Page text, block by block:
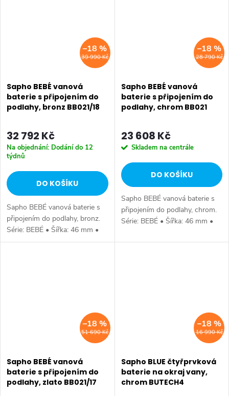
39 990 Kč
–18 %
Sapho BEBÉ vanová
baterie s připojením do
podlahy, bronz BB021/18
32 792 Kč
Na objednání: Dodání do 12
týdnů
DO KOŠÍKU
Sapho BEBÉ vanová baterie s
připojením do podlahy, bronz.
Série: BEBÉ • Šířka: 46 mm •
Výška: 1068 mm • Hloubka:
28 790 Kč
–18 %
Sapho BEBÉ vanová
baterie s připojením do
podlahy, chrom BB021
23 608 Kč
Skladem na centrále
DO KOŠÍKU
Sapho BEBÉ vanová baterie s
připojením do podlahy, chrom.
Série: BEBÉ • Šířka: 46 mm •
187 mm • Barva: Chrom •
51 690 Kč
–18 %
Sapho BEBÉ vanová
baterie s připojením do
podlahy, zlato BB021/17
16 990 Kč
–18 %
Sapho BLUE čtyřprvková
baterie na okraj vany,
chrom BUTECH4